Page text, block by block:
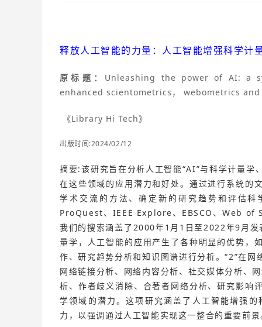
释放人工智能的力量：人工智能增强科学计
原标题： Unleashing the power of AI: a
enhanced scientometrics， webometrics
《Library Hi Tech》
出版时间:2024/02/12
摘要:该研究旨在分析人工智能“AI”与科学计量
在这些领域的应用潜力和好处。通过进行系统的
学术交流的方法、确定新的研究趋势和评估
ProQuest、IEEE Explore、EBSCO、Web of
我们的搜索涵盖了2000年1月1日至2022年9月
量学，人工智能的应用产生了各种明显的优势，
作、研究趋势分析和知识图谱进行分析。“2”在
网络链接分析、网络内容分析、社交媒体分析、
析、作者歧义消除、合著者网络分析、研究影响
学领域的潜力。这项研究涵盖了人工智能增强
力，以强调通过人工智能实现这一整合的重要前